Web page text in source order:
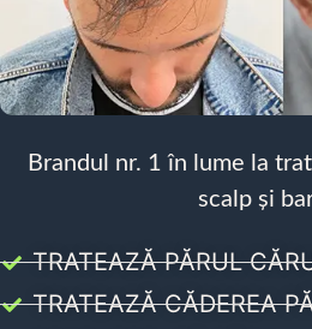
Brandul nr. 1 în lume la
scalp și
TRATEAZĂ PĂRUL
TRATEAZĂ CĂDEREA